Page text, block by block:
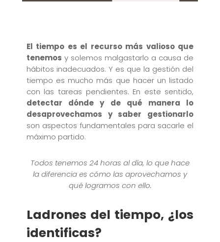
El tiempo es el recurso más valioso que
tenemos y solemos malgastarlo a causa de
hábitos inadecuados. Y es que la gestión del
tiempo es mucho más que hacer un listado
con las tareas pendientes. En este sentido,
detectar dónde y de qué manera lo
desaprovechamos y saber gestionarlo
son aspectos fundamentales para sacarle el
máximo partido.
Todos tenemos 24 horas al día, lo que hace
la diferencia es cómo las aprovechamos y
qué logramos con ello.
Ladrones del tiempo, ¿los
identificas?